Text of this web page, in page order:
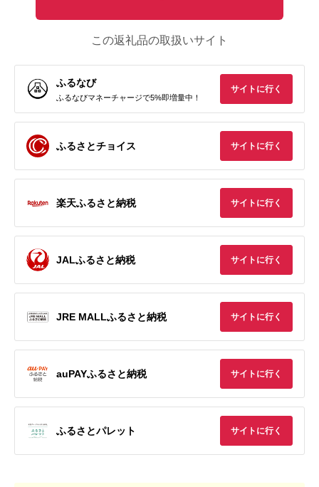
この返礼品の取扱いサイト
ふるなび
ふるなびマネーチャージで5%即増量中！
サイトに行く
ふるさとチョイス サイトに行く
楽天ふるさと納税 サイトに行く
JALふるさと納税 サイトに行く
JRE MALLふるさと納税 サイトに行く
auPAYふるさと納税 サイトに行く
ふるさとパレット サイトに行く